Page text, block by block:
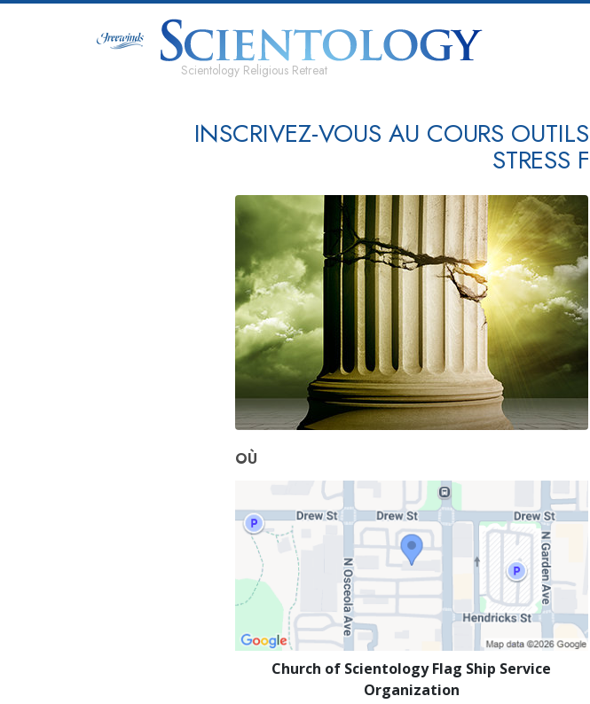
Scientology Religious Retreat
INSCRIVEZ-VOUS AU COURS
STRESS
OÙ
Church of Scientology Flag Ship Service
Organization